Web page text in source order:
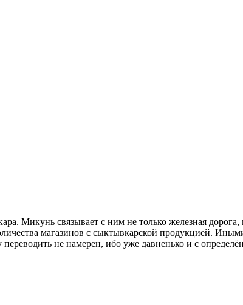
Микунь связывает с ним не только железная
магазинов с сыктывкарской продукцией.
не намерен, ибо уже давненько и с